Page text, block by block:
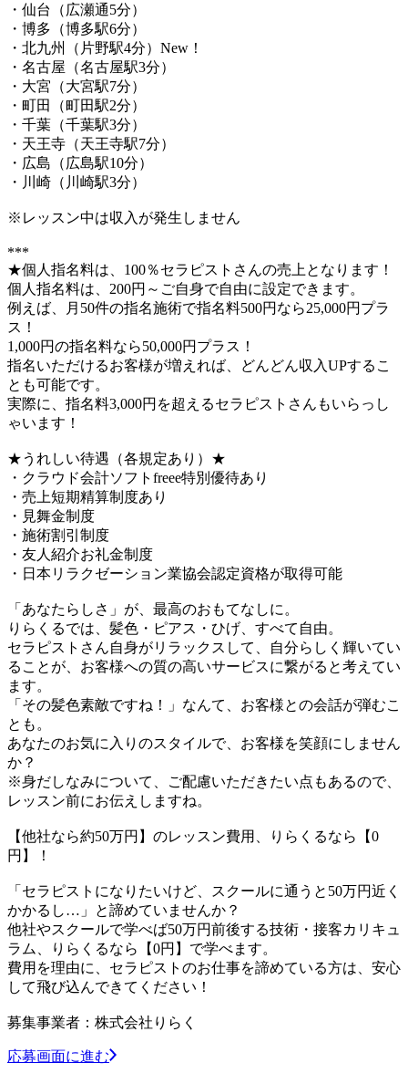
・仙台（広瀬通5分）
・博多（博多駅6分）
・北九州（片野駅4分）New！
・名古屋（名古屋駅3分）
・大宮（大宮駅7分）
・町田（町田駅2分）
・千葉（千葉駅3分）
・天王寺（天王寺駅7分）
・広島（広島駅10分）
・川崎（川崎駅3分）
※レッスン中は収入が発生しません
***
★個人指名料は、100％セラピストさんの売上となります！
個人指名料は、200円～ご自身で自由に設定できます。
例えば、月50件の指名施術で指名料500円なら25,000円プラ
ス！
1,000円の指名料なら50,000円プラス！
指名いただけるお客様が増えれば、どんどん収入UPするこ
とも可能です。
実際に、指名料3,000円を超えるセラピストさんもいらっし
ゃいます！
★うれしい待遇（各規定あり）★
・クラウド会計ソフトfreee特別優待あり
・売上短期精算制度あり
・見舞金制度
・施術割引制度
・友人紹介お礼金制度
・日本リラクゼーション業協会認定資格が取得可能
「あなたらしさ」が、最高のおもてなしに。
りらくるでは、髪色・ピアス・ひげ、すべて自由。
セラピストさん自身がリラックスして、自分らしく輝いてい
ることが、お客様への質の高いサービスに繋がると考えてい
ます。
「その髪色素敵ですね！」なんて、お客様との会話が弾むこ
とも。
あなたのお気に入りのスタイルで、お客様を笑顔にしません
か？
※身だしなみについて、ご配慮いただきたい点もあるので、
レッスン前にお伝えしますね。
【他社なら約50万円】のレッスン費用、りらくるなら【0
円】！
「セラピストになりたいけど、スクールに通うと50万円近く
かかるし…」と諦めていませんか？
他社やスクールで学べば50万円前後する技術・接客カリキュ
ラム、りらくるなら【0円】で学べます。
費用を理由に、セラピストのお仕事を諦めている方は、安心
して飛び込んできてください！
募集事業者：株式会社りらく
応募画面に進む